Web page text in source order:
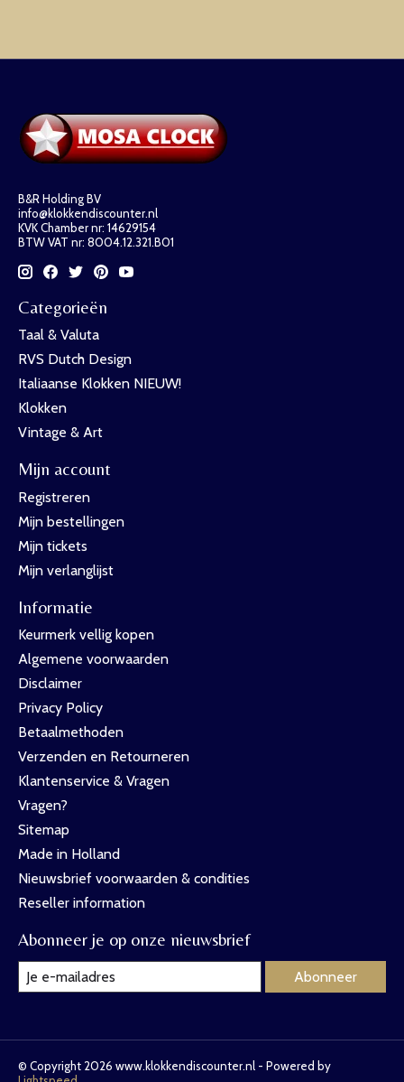
B&R Holding BV
info@klokkendiscounter.nl
KVK Chamber nr: 14629154
BTW VAT nr: 8004.12.321.B01
Categorieën
Taal & Valuta
RVS Dutch Design
Italiaanse Klokken NIEUW!
Klokken
Vintage & Art
Mijn account
Registreren
Mijn bestellingen
Mijn tickets
Mijn verlanglijst
Informatie
Keurmerk vellig kopen
Algemene voorwaarden
Disclaimer
Privacy Policy
Betaalmethoden
Verzenden en Retourneren
Klantenservice & Vragen
Vragen?
Sitemap
Made in Holland
Nieuwsbrief voorwaarden & condities
Reseller information
Abonneer je op onze nieuwsbrief
Abonneer
© Copyright 2026 www.klokkendiscounter.nl - Powered by